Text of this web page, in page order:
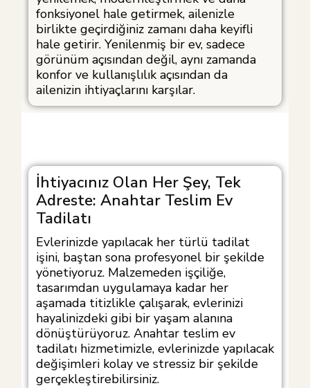
fonksiyonel hale getirmek, ailenizle
birlikte geçirdiğiniz zamanı daha keyifli
hale getirir. Yenilenmiş bir ev, sadece
görünüm açısından değil, aynı zamanda
konfor ve kullanışlılık açısından da
ailenizin ihtiyaçlarını karşılar.
İhtiyacınız Olan Her Şey, Tek
Adreste: Anahtar Teslim Ev
Tadilatı
Evlerinizde yapılacak her türlü tadilat
işini, baştan sona profesyonel bir şekilde
yönetiyoruz. Malzemeden işçiliğe,
tasarımdan uygulamaya kadar her
aşamada titizlikle çalışarak, evlerinizi
hayalinizdeki gibi bir yaşam alanına
dönüştürüyoruz. Anahtar teslim ev
tadilatı hizmetimizle, evlerinizde yapılacak
değişimleri kolay ve stressiz bir şekilde
gerçekleştirebilirsiniz.